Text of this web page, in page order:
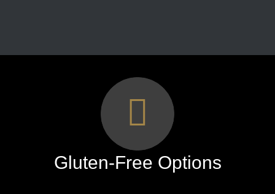
Gluten-Free Options